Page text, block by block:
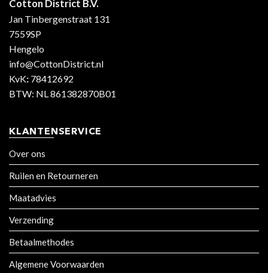
Cotton District B.V.
Jan Tinbergenstraat 131
7559SP
Hengelo
info@CottonDistrict.nl
KvK: 78412692
BTW: NL 861382870B01
KLANTENSERVICE
Over ons
Ruilen en Retourneren
Maatadvies
Verzending
Betaalmethodes
Algemene Voorwaarden